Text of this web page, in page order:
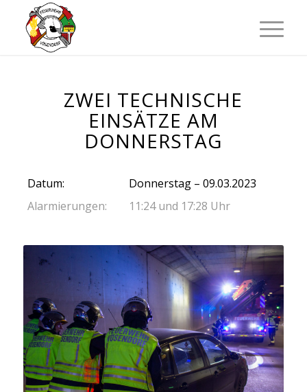
ZWEI TECHNISCHE
EINSÄTZE AM
DONNERSTAG
Datum:
Donnerstag – 09.03.2023
Alarmierungen:
11:24 und 17:28 Uhr